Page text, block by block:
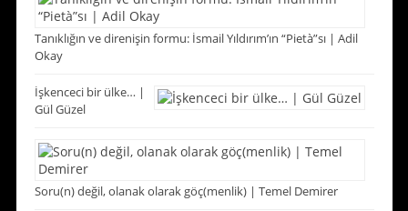
Tanıklığın ve direnişin formu: İsmail Yıldırım’ın “Pietà”sı | Adil
Okay
İşkenceci bir ülke… |
Gül Güzel
Soru(n) değil, olanak olarak göç(menlik) | Temel Demirer